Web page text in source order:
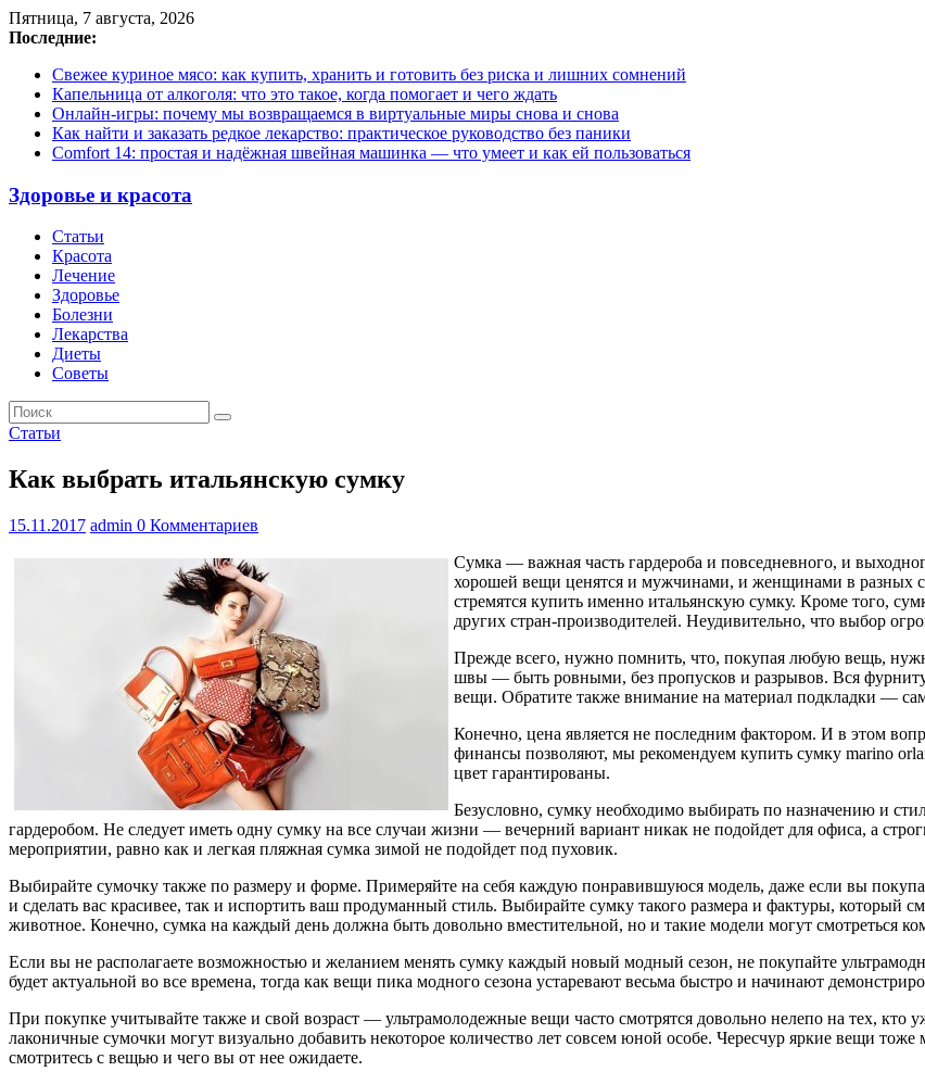
Пятница, 7 августа, 2026
Последние:
Свежее куриное мясо: как купить, хранить и готовить без риска и лишних сомнений
Капельница от алкоголя: что это такое, когда помогает и чего ждать
Онлайн-игры: почему мы возвращаемся в виртуальные миры снова и снова
Как найти и заказать редкое лекарство: практическое руководство без паники
Comfort 14: простая и надёжная швейная машинка — что умеет и как ей пользоваться
Здоровье и красота
Статьи
Красота
Лечение
Здоровье
Болезни
Лекарства
Диеты
Советы
Статьи
Как выбрать итальянскую сумку
15.11.2017 admin 0 Комментариев
Сумка — важная часть гардероба и повседневного, и
хорошей вещи ценятся и мужчинами, и женщинами в разных
стремятся купить именно итальянскую сумку. Кроме того,
других стран-производителей. Неудивительно, что выбор
Прежде всего, нужно помнить, что, покупая любую вещь,
швы — быть ровными, без пропусков и разрывов. Вся
вещи. Обратите также внимание на материал подкладки —
Конечно, цена является не последним фактором. И в этом
финансы позволяют, мы рекомендуем купить сумку marino
цвет гарантированы.
Безусловно, сумку необходимо выбирать по назначению и
гардеробом. Не следует иметь одну сумку на все случаи жизни — вечерний вариант никак не подойдет для офиса, а
мероприятии, равно как и легкая пляжная сумка зимой не подойдет под пуховик.
Выбирайте сумочку также по размеру и форме. Примеряйте на себя каждую понравившуюся модель, даже если вы
и сделать вас красивее, так и испортить ваш продуманный стиль. Выбирайте сумку такого размера и фактуры, который
животное. Конечно, сумка на каждый день должна быть довольно вместительной, но и такие модели могут смотреться
Если вы не располагаете возможностью и желанием менять сумку каждый новый модный сезон, не покупайте
будет актуальной во все времена, тогда как вещи пика модного сезона устаревают весьма быстро и начинают
При покупке учитывайте также и свой возраст — ультрамолодежные вещи часто смотрятся довольно нелепо на тех,
лаконичные сумочки могут визуально добавить некоторое количество лет совсем юной особе. Чересчур яркие вещи
смотритесь с вещью и чего вы от нее ожидаете.